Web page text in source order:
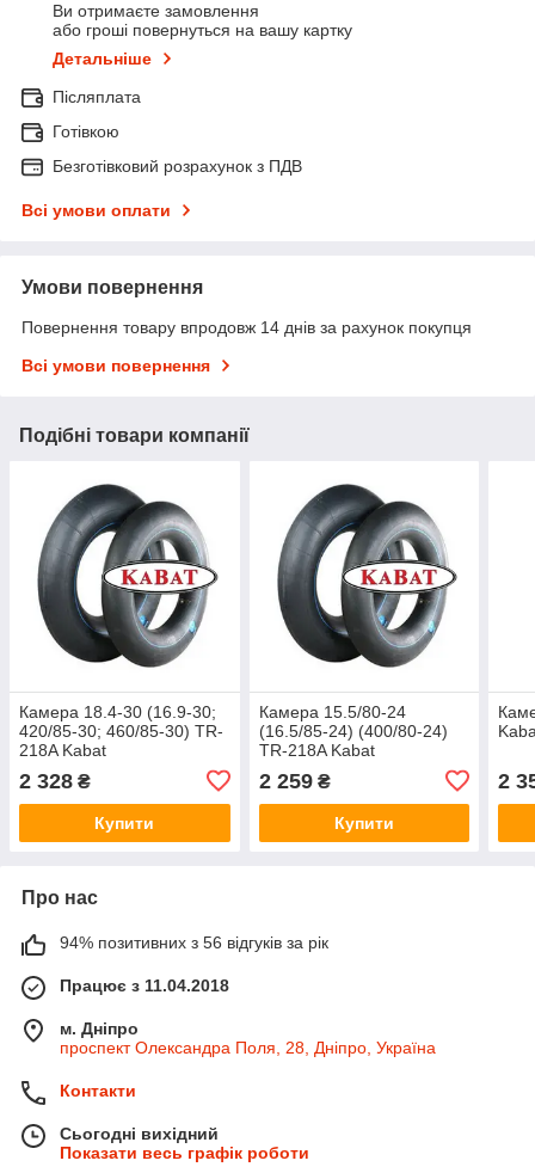
Ви отримаєте замовлення
або гроші повернуться на вашу картку
Детальніше
Післяплата
Готівкою
Безготівковий розрахунок з ПДВ
Всі умови оплати
Умови повернення
Повернення товару впродовж 14 днів за рахунок покупця
Всі умови повернення
Подібні товари компанії
Камера 18.4-30 (16.9-30;
420/85-30; 460/85-30) TR-
218A Kabat
2 328 ₴
Купити
Камера 15.5/80-24
(16.5/85-24) (400/80-24)
TR-218A Kabat
2 259₴
Купити
2
Про нас
94% позитивних з 56 відгуків за рік
Працює з 11.04.2018
м. Дніпро
проспект Олександра Поля, 28, Дніпро, Україна
Контакти
Сьогодні вихідний
Показати весь графік роботи